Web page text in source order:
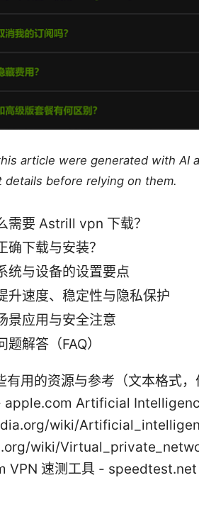
article were generated with AI
details before relying on them.
需要 Astrill vpn 下载？
确下载与安装？
统与设备的设置要点
升速度、稳定性与隐私保护
景应用与安全注意
题解答（FAQ）
有用的资源与参考（文本格式
apple.com Artificial
wiki/
wiki/
VPN 速测工具 -